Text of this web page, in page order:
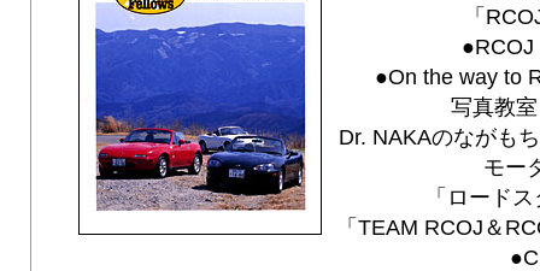
「
●RCOJ
●On the way to
写真教
Dr. NAKAのながも
モー
「ロード
「TEAM RCOJ＆